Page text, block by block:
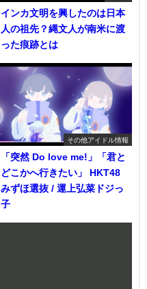
インカ文明を興したのは日本
人の祖先？縄文人が南米に渡
った痕跡とは
その他アイドル情報
「突然 Do love me!」「君と
どこかへ行きたい」 HKT48
みずほ選抜 / 運上弘菜ドジっ
子